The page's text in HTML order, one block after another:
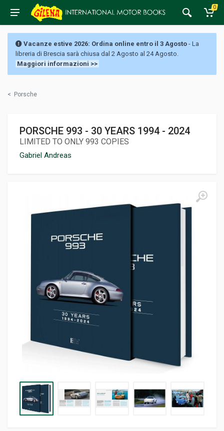
0
Vacanze estive 2026: Ordina online entro il 3 Agosto - La
libreria di Brescia sarà chiusa dal 2 Agosto al 24 Agosto.
Maggiori informazioni >>
< Porsche
PORSCHE 993 - 30 YEARS 1994 - 2024
LIMITED TO ONLY 993 COPIES
Gabriel Andreas